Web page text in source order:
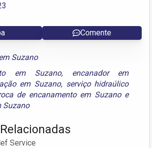
Comente
Suzano
em Suzano, encanador em
em Suzano, serviço hidraúlico
de encanamento em Suzanoe
Suzano
Service